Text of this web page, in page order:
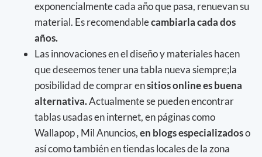
exponencialmente cada año que pasa, renuevan su
material. Es recomendablecambiarla cada dos
años.
Las innovaciones en el diseño y materiales hacen
que deseemos tener una tabla nueva siempre;la
posibilidad de comprar ensitios online es buena
alternativa.Actualmente se pueden encontrar
tablas usadas en internet, en páginas como
Wallapop , Mil Anuncios,en blogs especializadoso
así como también en tiendas locales de la zona